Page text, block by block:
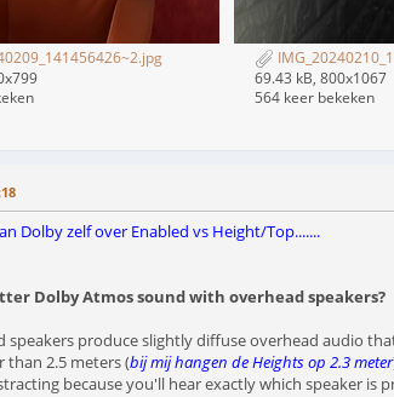
69.43 kB, 800x1067
564 keer bekeken
Dolby zelf over Enabled vs Height/Top.......
Dolby Atmos sound with overhead speakers?
speakers produce slightly diffuse overhead audio
than 2.5 meters (bij mij hangen de Heights op 2.3 meter
because you'll hear exactly which speaker